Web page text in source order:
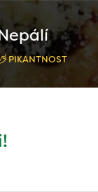
PIKANTNOST